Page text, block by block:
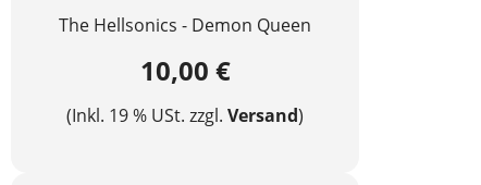
The Hellsonics - Demon Queen
10,00 €
(Inkl. 19 % USt. zzgl. Versand)